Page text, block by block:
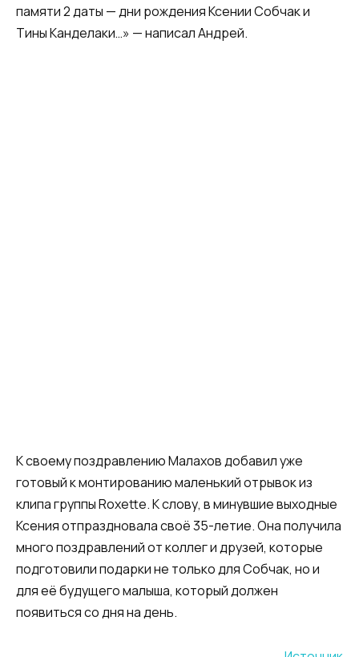
памяти 2 даты — дни рождения Ксении Собчак и
Тины Канделаки…» — написал Андрей.
К своему поздравлению Малахов добавил уже
готовый к монтированию маленький отрывок из
клипа группы Roxette. К слову, в минувшие выходные
Ксения отпраздновала своё 35-летие. Она получила
много поздравлений от коллег и друзей, которые
подготовили подарки не только для Собчак, но и
для её будущего малыша, который должен
появиться со дня на день.